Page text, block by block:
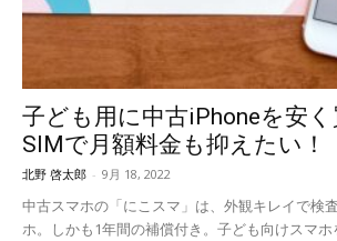
子ども用に中古iPhoneを安
SIMで月額料金も抑えたい！
北野 啓太郎 - 9月 18, 2022
中古スマホの「にこスマ」は、外観キレイで検
ホ。しかも1年間の補償付き。子ども向けスマホ